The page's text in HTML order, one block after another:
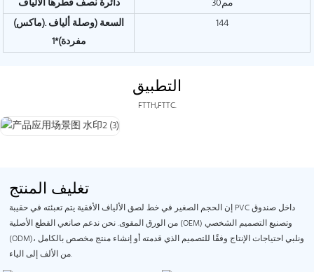
(ماكس). السعة (وصلة ألياف
مفردة)*1
144
التطبيق
FTTH,FTTC.
تغليف المنتج
إن الحجم الصغير في خط لصق الألياف الأفقية يتم تعبئته في حقيبة PVC داخل صندوق
من الورق المقوى. نحن ندعم صانعي القطع الأصلية (OEM) وتصنيع التصميم الشخصي
(ODM)، ونلبي احتياجات الإنتاج وفقًا للتصميم الذي قدمته أو إنشاء منتج مخصص بالكامل
من الألف إلى الياء.